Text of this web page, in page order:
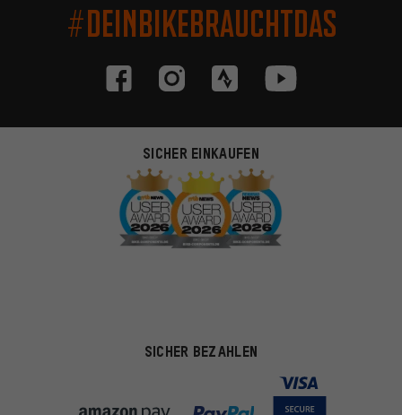
#DEINBIKEBRAUCHTDAS
SICHER EINKAUFEN
SICHER BEZAHLEN